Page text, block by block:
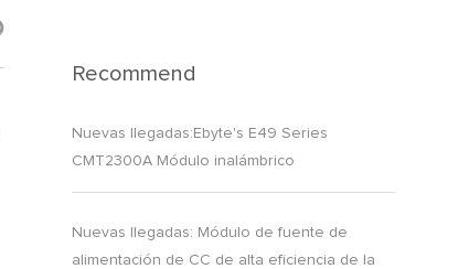
Recommend
Nuevas llegadas:Ebyte's E49 Series
CMT2300A Módulo inalámbrico
Nuevas llegadas: Módulo de fuente de
alimentación de CC de alta eficiencia de la